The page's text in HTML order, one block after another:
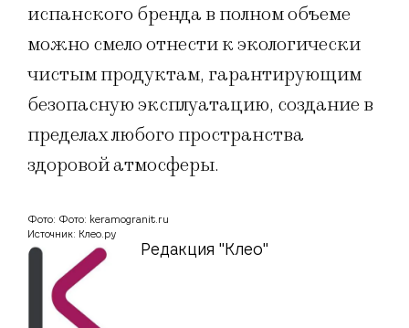
испанского бренда в полном объеме
можно смело отнести к экологически
чистым продуктам, гарантирующим
безопасную эксплуатацию, создание в
пределах любого пространства
здоровой атмосферы.
Редакция "Клео"
Фото: Фото: keramogranit.ru
Источник: Клео.ру